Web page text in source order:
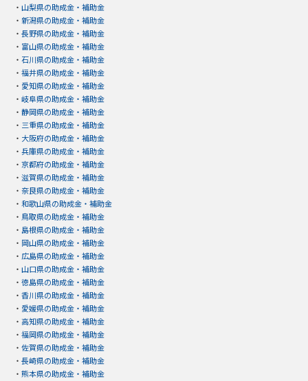
・ 山梨県の助成金・補助金
・ 新潟県の助成金・補助金
・ 長野県の助成金・補助金
・ 富山県の助成金・補助金
・ 石川県の助成金・補助金
・ 福井県の助成金・補助金
・ 愛知県の助成金・補助金
・ 岐阜県の助成金・補助金
・ 静岡県の助成金・補助金
・ 三重県の助成金・補助金
・ 大阪府の助成金・補助金
・ 兵庫県の助成金・補助金
・ 京都府の助成金・補助金
・ 滋賀県の助成金・補助金
・ 奈良県の助成金・補助金
・ 和歌山県の助成金・補助金
・ 鳥取県の助成金・補助金
・ 島根県の助成金・補助金
・ 岡山県の助成金・補助金
・ 広島県の助成金・補助金
・ 山口県の助成金・補助金
・ 徳島県の助成金・補助金
・ 香川県の助成金・補助金
・ 愛媛県の助成金・補助金
・ 高知県の助成金・補助金
・ 福岡県の助成金・補助金
・ 佐賀県の助成金・補助金
・ 長崎県の助成金・補助金
・ 熊本県の助成金・補助金